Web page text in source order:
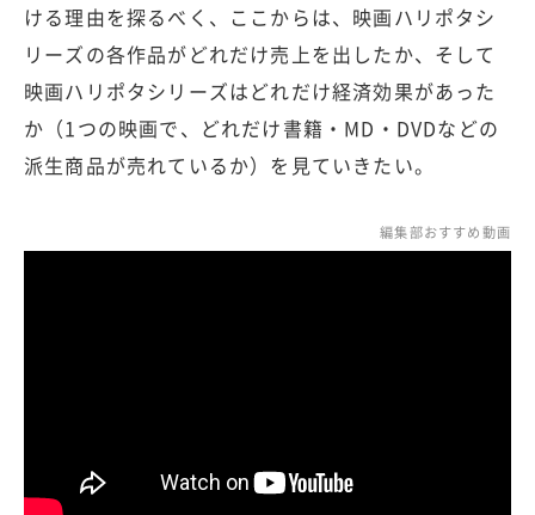
ける理由を探るべく、ここからは、映画ハリポタシ
リーズの各作品がどれだけ売上を出したか、そして
映画ハリポタシリーズはどれだけ経済効果があった
か（1つの映画で、どれだけ書籍・MD・DVDなどの
派生商品が売れているか）を見ていきたい。
編集部おすすめ動画